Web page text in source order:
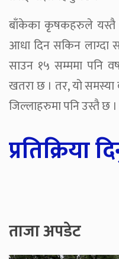
बाँकेका कृषकहरुले यस्तै
आधा दिन सकिन लाग्दा
साउन १५ सम्ममा पनि
खतरा छ । तर, यो समस्या
जिल्लाहरुमा पनि उस्तै छ ।
प्रतिक्रिया
ताजा अपडेट